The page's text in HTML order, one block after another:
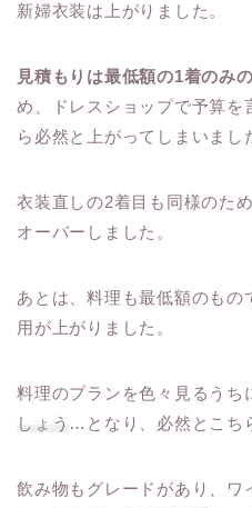
新婦衣装は上がりました。
見積もりは最低額の1着のみ
め、ドレスショップで予算
ら必然と上がってしまいまし
衣装直しの2着目も同様のた
オーバーしました。
あとは、料理も最低額のも
用が上がりました。
料理のプランを色々見るうち
しょう …となり、必然とこち
飲み物もグレードがあり、ワ